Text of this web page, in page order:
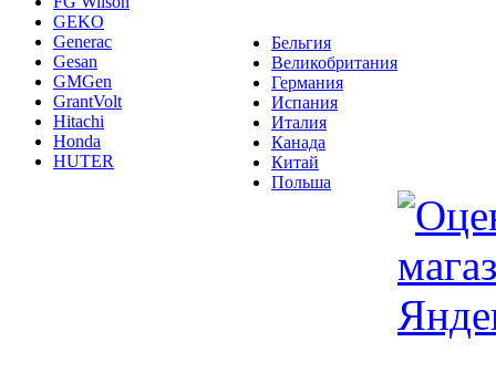
GEKO
Generac
Gesan
GMGen
GrantVolt
Hitachi
Honda
HUTER
Бельгия
Великобритания
Германия
Испания
Италия
Канада
Китай
Польша